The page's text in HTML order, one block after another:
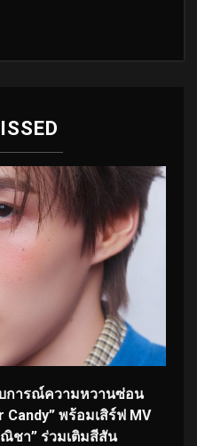
บการณ์ความหวานซ่อน
Candy” พร้อมเสิร์ฟ MV
ณิชา” ร่วมเติมสีสัน